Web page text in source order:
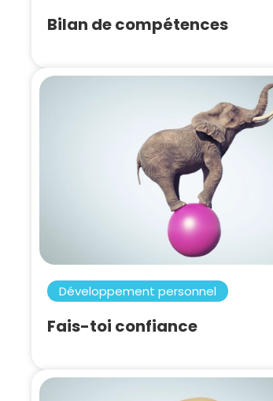
Bilan de compétences
Développement personnel
Fais-toi confiance